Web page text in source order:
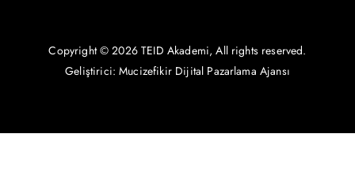
Copyright © 2026 TEID Akademi, All rights reserved.
Geliştirici: Mucizefikir Dijital Pazarlama Ajansı